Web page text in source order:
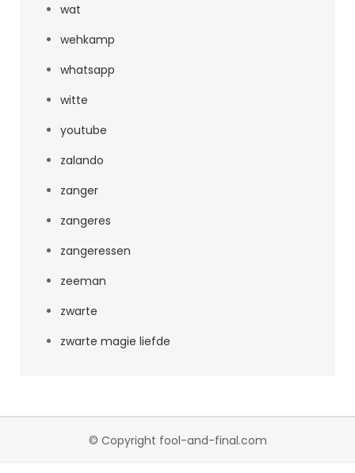
wat
wehkamp
whatsapp
witte
youtube
zalando
zanger
zangeres
zangeressen
zeeman
zwarte
zwarte magie liefde
© Copyright fool-and-final.com